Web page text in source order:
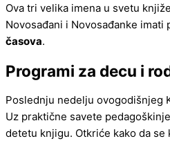
Ova tri velika imena u svetu
Novosađani i Novosađanke
časova.
Programi za decu i
Poslednju nedelju ovogodišnjeg
Uz praktične savete
detetu knjigu. Otkriće kako da